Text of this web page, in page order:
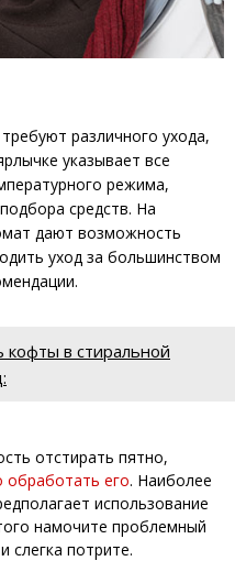
различного ухода,
указывает все
режима,
средств. На
дают возможность
уход за большинством
кофты в стиральной
отстирать пятно,
обработать его. Наиболее
использование
намочите проблемный
слегка потрите.